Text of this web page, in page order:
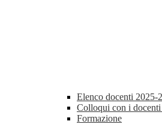
Elenco docenti 2025-
Colloqui con i
Formazione